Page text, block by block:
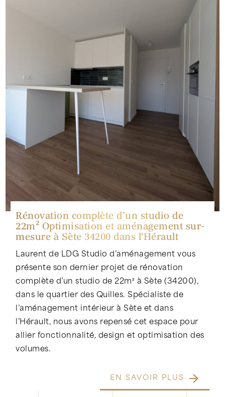
Rénovation complète d’un studio de
22m² Optimisation et aménagement sur-
mesure à Sète 34200 dans l'Hérault
Laurent de LDG Studio d’aménagement vous
présente son dernier projet de rénovation
complète d’un studio de 22m² à Sète (34200),
dans le quartier des Quilles. Spécialiste de
l’aménagement intérieur à Sète et dans
l’Hérault, nous avons repensé cet espace pour
allier fonctionnalité, design et optimisation des
volumes.
EN SAVOIR PLUS